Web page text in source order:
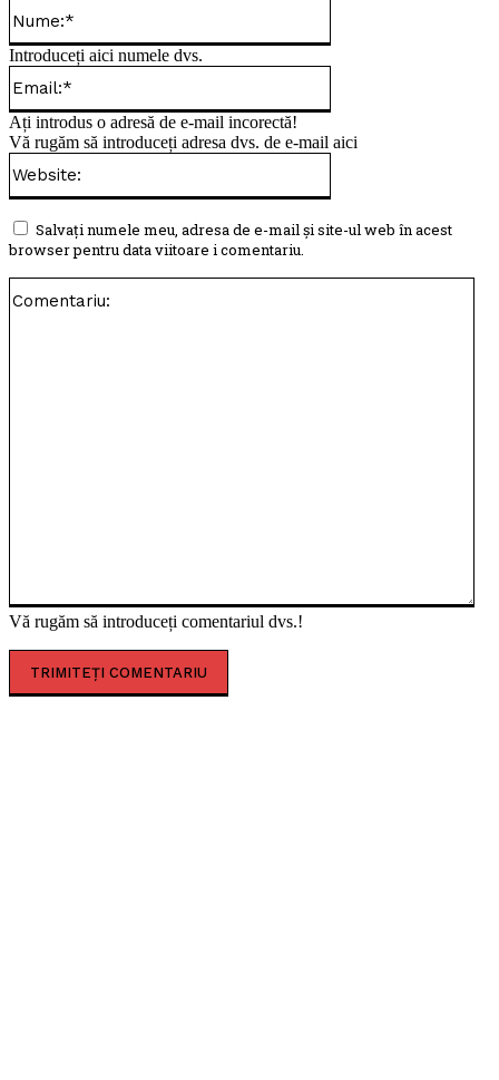
Vă rugăm să introduceți comentariul dvs.!
Introduceți aici numele dvs.
Ați introdus o adresă de e-mail incorectă!
Vă rugăm să introduceți adresa dvs. de e-mail aici
Salvați numele meu, adresa de e-mail și site-ul web în acest
browser pentru data viitoare i comentariu.